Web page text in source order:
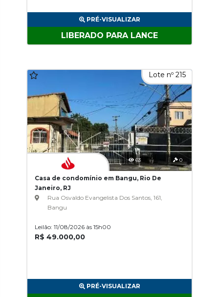
PRÉ-VISUALIZAR
LIBERADO PARA LANCE
Lote nº 215
63 0
Casa de condomínio em Bangu, Rio De
Janeiro, RJ
Rua Osvaldo Evangelista Dos Santos, 161,
Bangu
Leilão: 11/08/2026 às 15h00
R$ 49.000,00
PRÉ-VISUALIZAR